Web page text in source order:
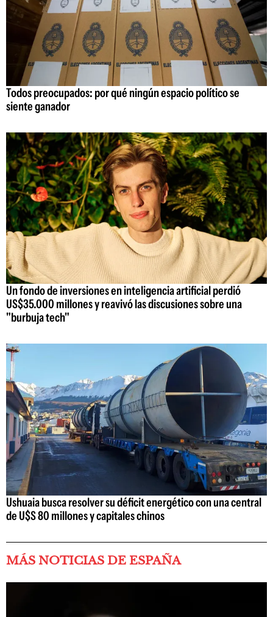
Todos preocupados: por qué ningún espacio político se
siente ganador
Un fondo de inversiones en inteligencia artificial perdió
US$35.000 millones y reavivó las discusiones sobre una
"burbuja tech"
Ushuaia busca resolver su déficit energético con una central
de U$S 80 millones y capitales chinos
MÁS NOTICIAS DE ESPAÑA